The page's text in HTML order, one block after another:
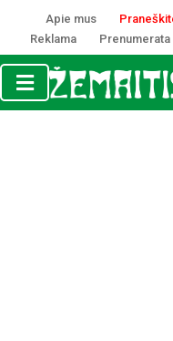
Apie mus
Reklama
Prenumerata